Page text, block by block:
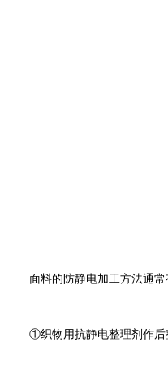
面料的防静电加工方法通常
①织物用抗静电整理剂作后